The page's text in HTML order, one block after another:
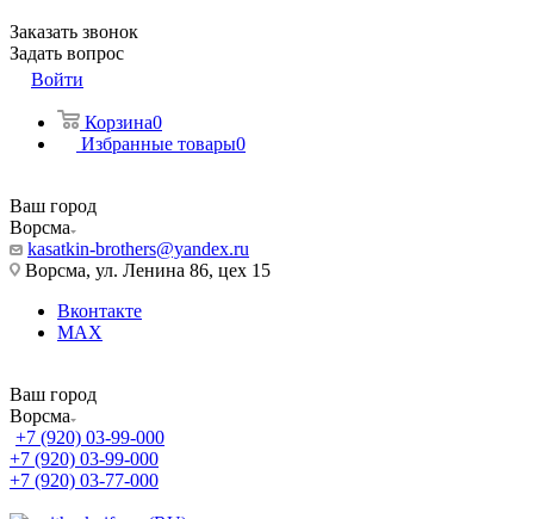
Заказать звонок
Задать вопрос
Войти
Корзина0
Избранные товары0
Ваш город
Ворсма
kasatkin-brothers@yandex.ru
Ворсма, ул. Ленина 86, цех 15
Вконтакте
MAX
Ваш город
Ворсма
+7 (920) 03-99-000
+7 (920) 03-99-000
+7 (920) 03-77-000